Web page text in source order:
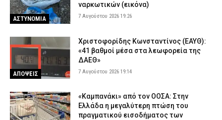
ΑΣΤΥΝΟΜΙΑ
ναρκωτικών (εικόνα)
7 Αυγούστου 2026 19:26
ΑΠΟΨΕΙΣ
Χριστοφορίδης Κωνσταντίνος (ΕΑΥΘ):
«41 βαθμοί μέσα στα λεωφορεία της
ΔΑΕΘ»
7 Αυγούστου 2026 19:14
«Καμπανάκι» από τον ΟΟΣΑ: Στην
Ελλάδα η μεγαλύτερη πτώση του
πραγματικού εισοδήματος των